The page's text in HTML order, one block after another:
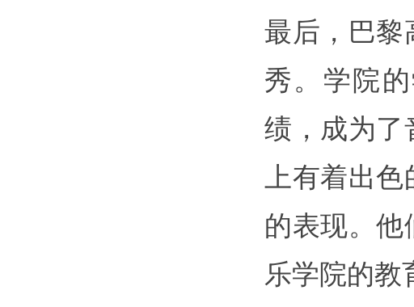
最后，巴
秀。学院
绩，成为
上有着出色
的表现。
乐学院的教